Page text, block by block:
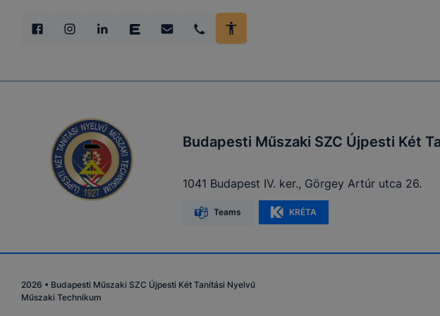
Budapesti Műszaki SZC Újpesti Két
1041 Budapest IV. ker., Görgey Artúr utca 26.
Teams KRÉTA
2026 • Budapesti Műszaki SZC Újpesti Két Tanítási Nyelvű
Műszaki Technikum